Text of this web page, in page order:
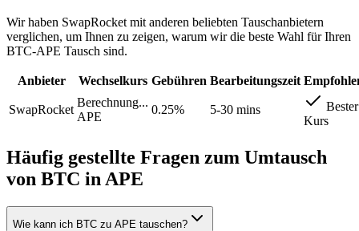
Wir haben SwapRocket mit anderen beliebten Tauschanbietern
verglichen, um Ihnen zu zeigen, warum wir die beste Wahl für Ihren
BTC-APE Tausch sind.
Anbieter Wechselkurs Gebühren Bearbeitungszeit
SwapRocket
Berechnung...
APE
0.25% 5-30 mins
Bester
Kurs
Häufig gestellte Fragen zum Umtausch
von BTC in APE
Wie kann ich BTC zu APE tauschen?